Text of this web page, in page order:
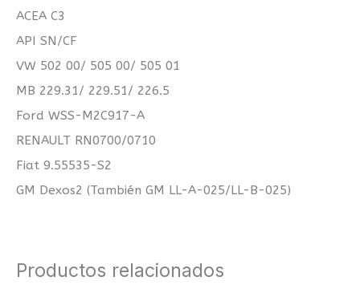
ACEA C3
API SN/CF
VW 502 00/ 505 00/ 505 01
MB 229.31/ 229.51/ 226.5
Ford WSS-M2C917-A
RENAULT RN0700/0710
Fiat 9.55535-S2
GM Dexos2 (También GM LL-A-025/LL-B-025)
Productos relacionados